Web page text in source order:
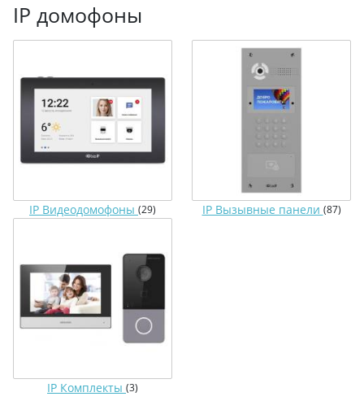
IP домофоны
IP Видеодомофоны (29) IP Вызывные панели (87)
IP Комплекты (3)